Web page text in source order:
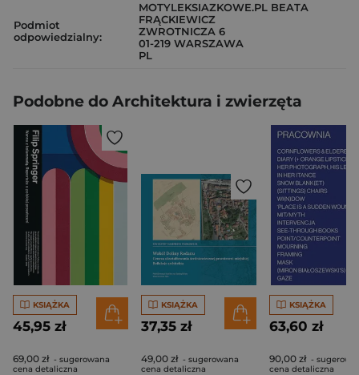
Podmiot
odpowiedzialny:
MOTYLEKSIAZKOWE.PL BEATA
FRĄCKIEWICZ
ZWROTNICZA 6
01-219 WARSZAWA
PL
Podobne do Architektura i zwierzęta
KSIĄŻKA
45,95 zł
69,00 zł - sugerowana
cena detaliczna
KSIĄŻKA
37,35 zł
49,00 zł - sugerowana
cena detaliczna
KSIĄŻKA
63,60 zł
90,00 zł -
cena detaliczna